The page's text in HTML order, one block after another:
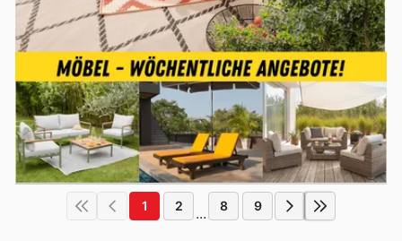
1 2 ... 8 9